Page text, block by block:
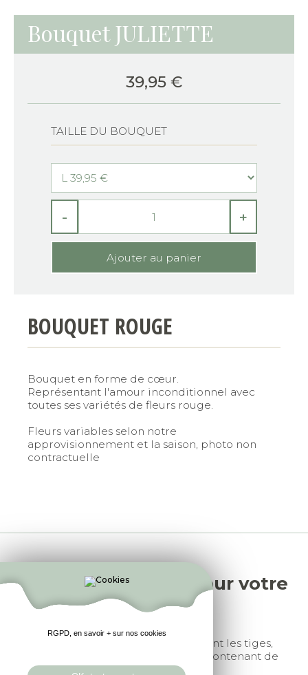
Bouquet JULIETTE
39,95 €
TAILLE DU BOUQUET
- +
BOUQUET ROUGE
Bouquet en forme de cœur.
Représentant l'amour inconditionnel avec
toutes ses variétés de fleurs rouge.
Fleurs variables selon notre
approvisionnement et la saison, photo non
contractuelle
Quelques conseils pour votre
bouquet :
1. A la réception, recoupez légèrement les tiges,
mettez votre bouquet dans un vase contenant de
l'eau bien fraiche.
RGPD, en savoir + sur nos cookies